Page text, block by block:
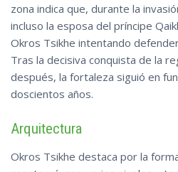
zona indica que, durante la
incluso la esposa del príncipe
Okros Tsikhe intentando
Tras la decisiva conquista de la
después, la fortaleza siguió en
doscientos años.
Arquitectura
Okros Tsikhe destaca por la